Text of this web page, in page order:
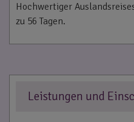
Hochwertiger
zu 56 Tagen.
Leistungen und